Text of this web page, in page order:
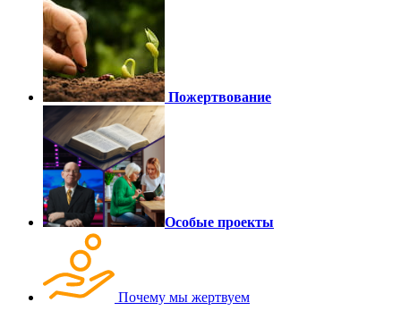
Пожертвование
Особые проекты
Почему мы жертвуем